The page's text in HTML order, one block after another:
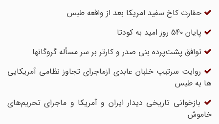
حقارت کاخ سفید امریکا بعد از واقعه طبس
پایان ۵۴۰ روز امید به کودتا
توافق پشت‌پرده بنی صدر و کارتر بر سر مسأله گروگانها
روایت سرتیپ خلبان عابدی ازماجرای تجاوز نظامی آمریکایی
ها به طبس
بازخوانی تاریخی دیدار ایران و آمریکا و ماجرای تحریم‌های
خاموش